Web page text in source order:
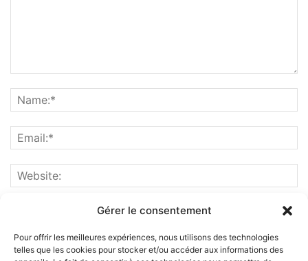
Gérer le consentement
Pour offrir les meilleures expériences, nous utilisons des technologies
telles que les cookies pour stocker et/ou accéder aux informations des